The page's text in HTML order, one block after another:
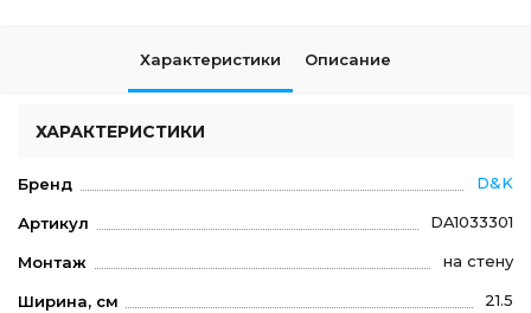
Характеристики Описание
ХАРАКТЕРИСТИКИ
Бренд D&K
Артикул DA1033301
Монтаж на стену
Ширина, см 21.5